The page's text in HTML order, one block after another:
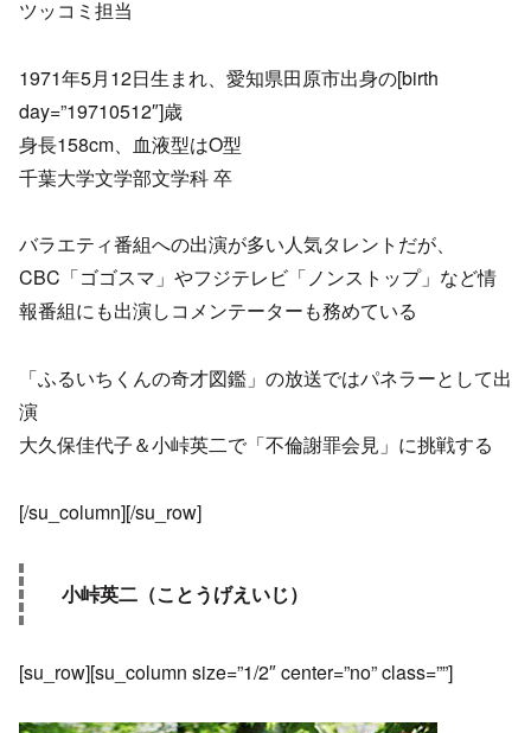
ツッコミ担当
1971年5月12日生まれ、愛知県田原市出身の[birth
day=”19710512″]歳
身長158cm、血液型はO型
千葉大学文学部文学科 卒
バラエティ番組への出演が多い人気タレントだが、
CBC「ゴゴスマ」やフジテレビ「ノンストップ」など情
報番組にも出演しコメンテーターも務めている
「ふるいちくんの奇才図鑑」の放送ではパネラーとして出
演
大久保佳代子＆小峠英二で「不倫謝罪会見」に挑戦する
[/su_column][/su_row]
小峠英二（ことうげえいじ）
[su_row][su_column size=”1/2″ center=”no” class=””]